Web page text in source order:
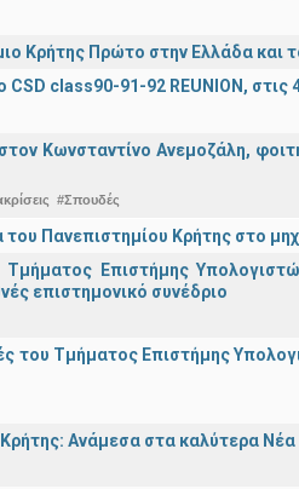
Κρήτης Πρώτο στην Ελλάδα και
CSD class90-91-92 REUNION, στις
Κωνσταντίνο Ανεμοζάλη,
#Σπουδές
του Πανεπιστημίου Κρήτης στο
Επιστήμης
επιστημονικό συνέδριο
του Τμήματος Επιστήμης
Ανάμεσα στα καλύτερα